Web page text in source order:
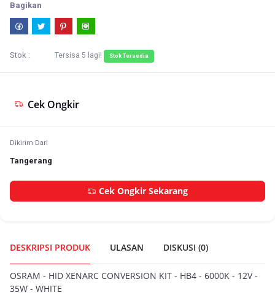
Bagikan
Stok : Tersisa 5 lagi! Stok Tersedia
Cek Ongkir
Dikirim Dari
Tangerang
Cek Ongkir Sekarang
DESKRIPSI PRODUK ULASAN DISKUSI (0)
OSRAM - HID XENARC CONVERSION KIT - HB4 - 6000K - 12V -
35W - WHITE